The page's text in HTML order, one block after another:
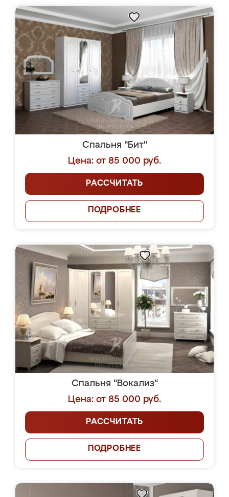
Спальня "Бит"
Цена: от 85 000 руб.
РАССЧИТАТЬ
ПОДРОБНЕЕ
Спальня "Вокализ"
Цена: от 85 000 руб.
РАССЧИТАТЬ
ПОДРОБНЕЕ